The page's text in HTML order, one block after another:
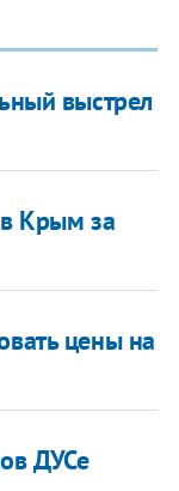
выстрел
Крым за
цены на
ДУСе